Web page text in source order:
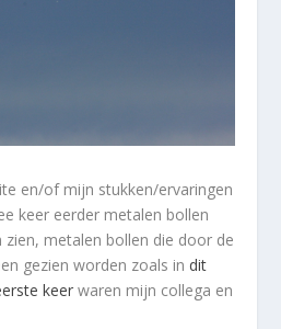
en/of mijn stukken/ervaringen
keer eerder metalen bollen
metalen bollen die door de
gezien worden zoals in dit
keer waren mijn collega en